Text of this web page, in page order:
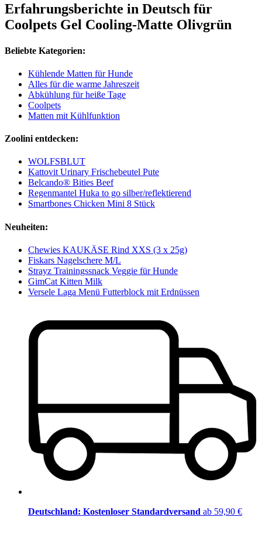
Erfahrungsberichte in Deutsch für
Coolpets Gel Cooling-Matte Olivgrün
Beliebte Kategorien:
Kühlende Matten für Hunde
Alles für die warme Jahreszeit
Abkühlung für heiße Tage
Coolpets
Matten mit Kühlfunktion
Zoolini entdecken:
WOLFSBLUT
Kattovit Urinary Frischebeutel Pute
Belcando® Bities Beef
Regenmantel Huka to go silber/reflektierend
Smartbones Chicken Mini 8 Stück
Neuheiten:
Chewies KAUKÄSE Rind XXS (3 x 25g)
Fiskars Nagelschere M/L
Strayz Trainingssnack Veggie für Hunde
GimCat Kitten Milk
Versele Laga Menü Futterblock mit Erdnüssen
Deutschland: Kostenloser Standardversand ab 59,90 €